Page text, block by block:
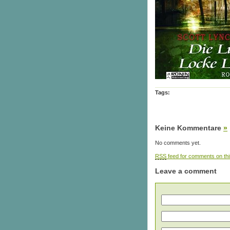
Tags:
Keine Kommentare »
No comments yet.
RSS feed for comments on
Leave a comment